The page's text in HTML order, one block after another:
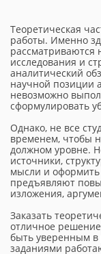
Теоретическая
работы. Именно
рассматриваются
исследования и
аналитический
научной позиции
невозможно
сформулировать
Однако, не все
временем, чтобы
должном уровне.
источники,
мысли и оформить
предъявляют
изложения,
Заказать
отличное
быть уверенным в
заданиями